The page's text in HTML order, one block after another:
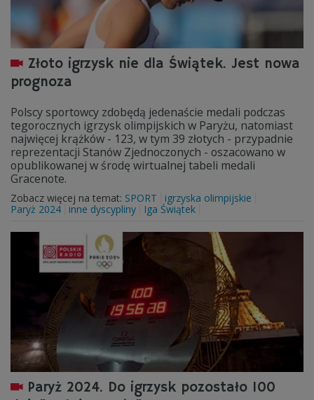
Złoto igrzysk nie dla Świątek. Jest nowa
prognoza
Polscy sportowcy zdobędą jedenaście medali podczas
tegorocznych igrzysk olimpijskich w Paryżu, natomiast
najwięcej krążków - 123, w tym 39 złotych - przypadnie
reprezentacji Stanów Zjednoczonych - oszacowano w
opublikowanej w środę wirtualnej tabeli medali
Gracenote.
Zobacz więcej na temat: SPORT
igrzyska olimpijskie
Paryż 2024
inne dyscypliny Iga Świątek
Paryż 2024. Do igrzysk pozostało 100